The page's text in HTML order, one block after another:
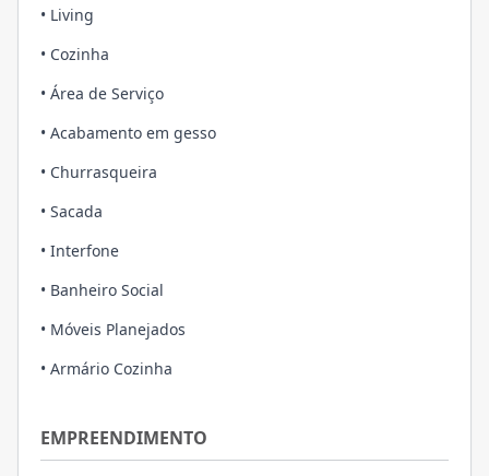
• Living
• Cozinha
• Área de Serviço
• Acabamento em gesso
• Churrasqueira
• Sacada
• Interfone
• Banheiro Social
• Móveis Planejados
• Armário Cozinha
EMPREENDIMENTO